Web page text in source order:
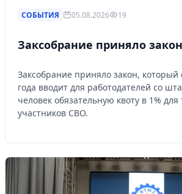
СОБЫТИЯ 05.08.2026 19
Заксобрание приняло закон
Заксобрание приняло закон, который
года вводит для работодателей со
человек обязательную квоту в 1% для
участников СВО.